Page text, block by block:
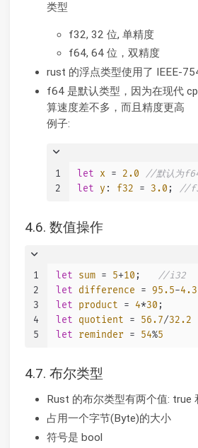
类型
f32, 32 位, 单精度
f64, 64 位，双精度
rust 的浮点类型使用了 IEEE-
f64 是默认类型，因为在现代
算速度差不多，而且精度更高
例子:
1
2
let x = 2.0
//默认为
let
y : f32 = 3.0 ; //
4.6. 数值操作
1
2
3
4
5
let sum = 5+10 ; //i32
let
difference = 95.5-4.3
let
product = 4*30 ;
let
quotient = 56.7/32.2
let
reminder = 54%5
4.7. 布尔类型
Rust 的布尔类型有两个值: true
占用一个字节(Byte)的大小
符号是 bool